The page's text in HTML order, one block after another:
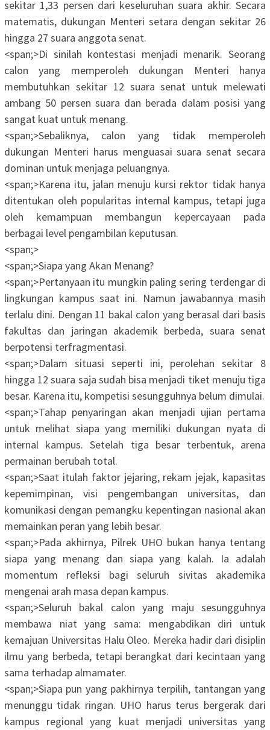
sekitar 1,33 persen dari keseluruhan suara akhir. Secara
matematis, dukungan Menteri setara dengan sekitar 26
hingga 27 suara anggota senat.
<span;>‎Di sinilah kontestasi menjadi menarik. Seorang
calon yang memperoleh dukungan Menteri hanya
membutuhkan sekitar 12 suara senat untuk melewati
ambang 50 persen suara dan berada dalam posisi yang
sangat kuat untuk menang.
<span;>‎Sebaliknya, calon yang tidak memperoleh
dukungan Menteri harus menguasai suara senat secara
dominan untuk menjaga peluangnya.
<span;>‎Karena itu, jalan menuju kursi rektor tidak hanya
ditentukan oleh popularitas internal kampus, tetapi juga
oleh kemampuan membangun kepercayaan pada
berbagai level pengambilan keputusan.
<span;>‎
<span;>‎Siapa yang Akan Menang?
<span;>‎Pertanyaan itu mungkin paling sering terdengar di
lingkungan kampus saat ini. Namun jawabannya masih
terlalu dini. Dengan 11 bakal calon yang berasal dari basis
fakultas dan jaringan akademik berbeda, suara senat
berpotensi terfragmentasi.
<span;>‎Dalam situasi seperti ini, perolehan sekitar 8
hingga 12 suara saja sudah bisa menjadi tiket menuju tiga
besar. Karena itu, kompetisi sesungguhnya belum dimulai.
<span;>‎Tahap penyaringan akan menjadi ujian pertama
untuk melihat siapa yang memiliki dukungan nyata di
internal kampus. Setelah tiga besar terbentuk, arena
permainan berubah total.
<span;>‎Saat itulah faktor jejaring, rekam jejak, kapasitas
kepemimpinan, visi pengembangan universitas, dan
komunikasi dengan pemangku kepentingan nasional akan
memainkan peran yang lebih besar.
<span;>‎Pada akhirnya, Pilrek UHO bukan hanya tentang
siapa yang menang dan siapa yang kalah. Ia adalah
momentum refleksi bagi seluruh sivitas akademika
mengenai arah masa depan kampus.
<span;>‎Seluruh bakal calon yang maju sesungguhnya
membawa niat yang sama: mengabdikan diri untuk
kemajuan Universitas Halu Oleo. Mereka hadir dari disiplin
ilmu yang berbeda, tetapi berangkat dari kecintaan yang
sama terhadap almamater.
<span;>‎Siapa pun yang pakhirnya terpilih, tantangan yang
menunggu tidak ringan. UHO harus terus bergerak dari
kampus regional yang kuat menjadi universitas yang